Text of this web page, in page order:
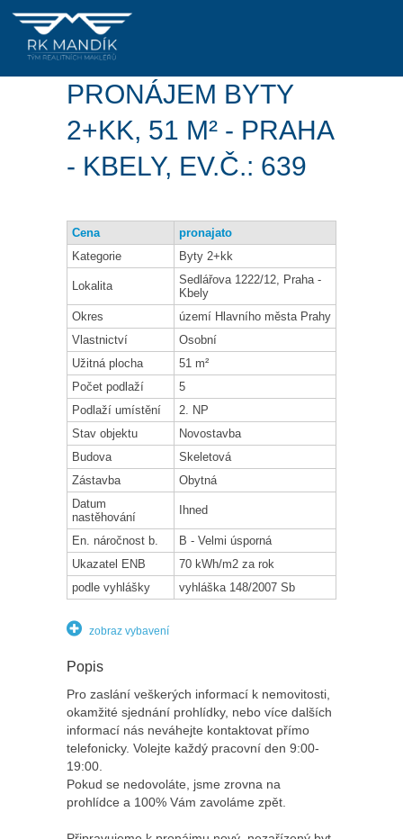
PRONÁJEM BYTY
2+KK, 51 M² - PRAHA
- KBELY, EV.Č.: 639
Cena
pronajato
Kategorie
Byty 2+kk
Lokalita
Sedlářova 1222/12, Praha -
Kbely
Okres
území Hlavního města Prahy
Vlastnictví
Osobní
Užitná plocha
51 m²
Počet podlaží
5
Podlaží umístění
2. NP
Stav objektu
Novostavba
Budova
Skeletová
Zástavba
Obytná
Datum
nastěhování
Ihned
En. náročnost b.
B - Velmi úsporná
Ukazatel ENB
70 kWh/m2 za rok
podle vyhlášky
vyhláška 148/2007 Sb
zobraz vybavení
Popis
Pro zaslání veškerých informací k nemovitosti,
okamžité sjednání prohlídky, nebo více dalších
informací nás neváhejte kontaktovat přímo
telefonicky. Volejte každý pracovní den 9:00-
19:00.
Pokud se nedovoláte, jsme zrovna na
prohlídce a 100% Vám zavoláme zpět.